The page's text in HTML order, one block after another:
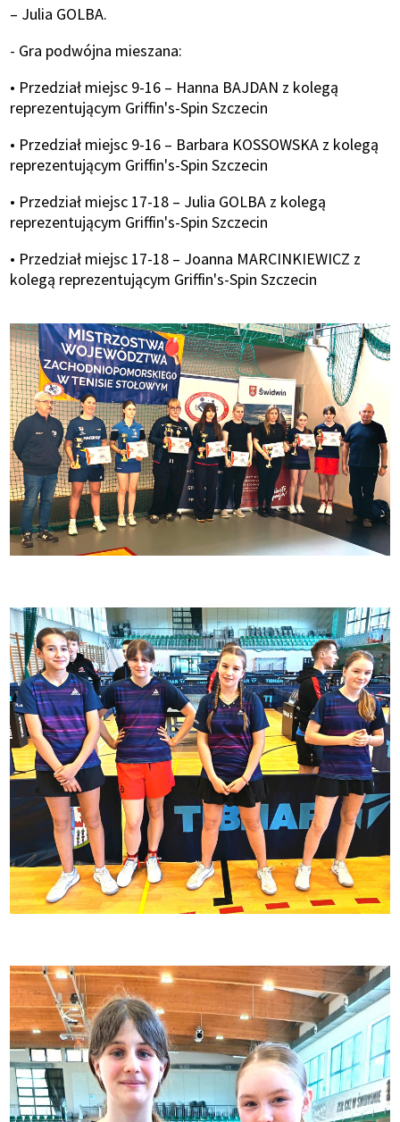
– Julia GOLBA.
- Gra podwójna mieszana:
• Przedział miejsc 9-16 – Hanna BAJDAN z kolegą
reprezentującym Griffin's-Spin Szczecin
• Przedział miejsc 9-16 – Barbara KOSSOWSKA z kolegą
reprezentującym Griffin's-Spin Szczecin
• Przedział miejsc 17-18 – Julia GOLBA z kolegą
reprezentującym Griffin's-Spin Szczecin
• Przedział miejsc 17-18 – Joanna MARCINKIEWICZ z
kolegą reprezentującym Griffin's-Spin Szczecin